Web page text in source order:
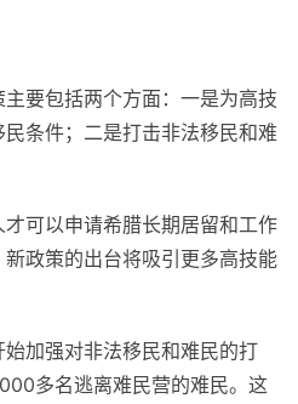
要包括两个方面：一是为高技
条件；二是打击非法移民和难
可以申请希腊长期居留和工作
政策的出台将吸引更多高技能
加强对非法移民和难民的打
多名逃离难民营的难民。这